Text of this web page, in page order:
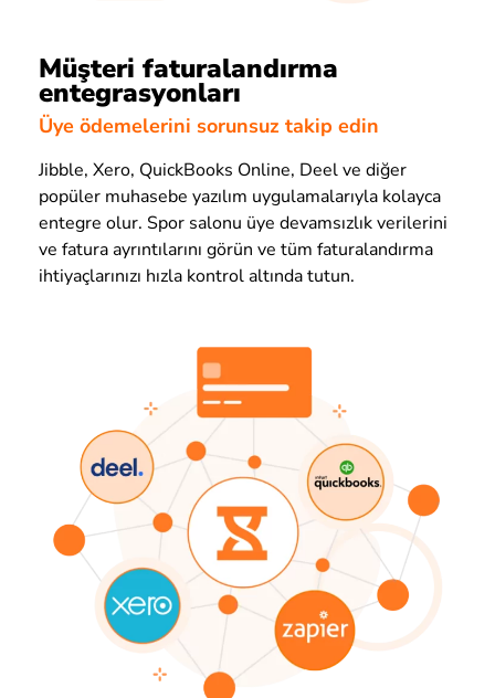
Müşteri faturalandırma
entegrasyonları
Üye ödemelerini sorunsuz takip edin
Jibble, Xero, QuickBooks Online, Deel ve diğer
popüler muhasebe yazılım uygulamalarıyla kolayca
entegre olur. Spor salonu üye devamsızlık verilerini
ve fatura ayrıntılarını görün ve tüm faturalandırma
ihtiyaçlarınızı hızla kontrol altında tutun.